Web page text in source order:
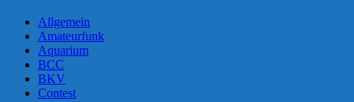
Allgemein
Amateurfunk
Aquarium
BCC
BKV
Contest